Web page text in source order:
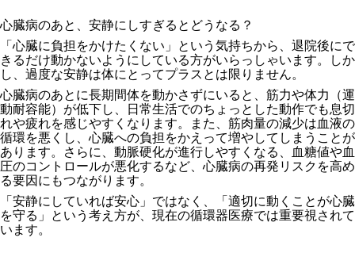
心臓病のあと、安静にしすぎるとどうなる？
「心臓に負担をかけたくない」という気持ちから、退院後にで
きるだけ動かないようにしている方がいらっしゃいます。しか
し、過度な安静は体にとってプラスとは限りません。
心臓病のあとに長期間体を動かさずにいると、筋力や体力（運
動耐容能）が低下し、日常生活でのちょっとした動作でも息切
れや疲れを感じやすくなります。また、筋肉量の減少は血液の
循環を悪くし、心臓への負担をかえって増やしてしまうことが
あります。さらに、動脈硬化が進行しやすくなる、血糖値や血
圧のコントロールが悪化するなど、心臓病の再発リスクを高め
る要因にもつながります。
「安静にしていれば安心」ではなく、「適切に動くことが心臓
を守る」という考え方が、現在の循環器医療では重要視されて
います。